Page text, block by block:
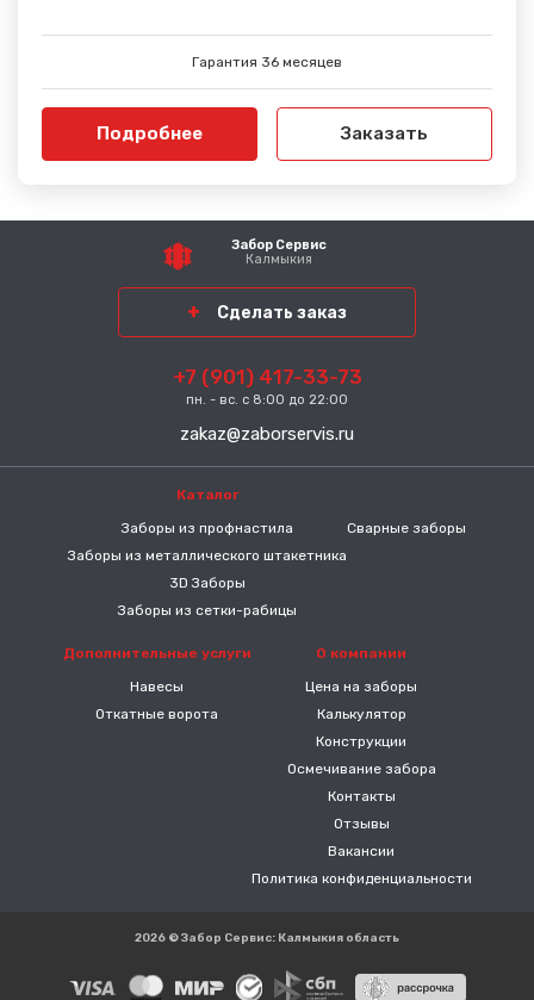
Гарантия 36 месяцев
Подробнее Заказать
Забор Сервис
Калмыкия
Сделать заказ
+7 (901) 417-33-73
пн. - вс. с 8:00 до 22:00
zakaz@zaborservis.ru
Каталог
Заборы из профнастила
Заборы из металлического штакетника
3D Заборы
Заборы из сетки-рабицы
Сварные заборы
Дополнительные услуги
Навесы
Откатные ворота
О компании
Цена на заборы
Калькулятор
Конструкции
Осмечивание забора
Контакты
Отзывы
Вакансии
Политика конфиденциальности
2026 © Забор Сервис: Калмыкия область